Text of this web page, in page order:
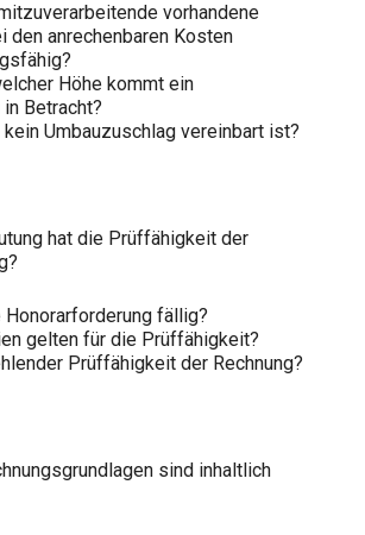
vorhandene
den anrechenbaren Kosten
Höhe kommt ein
Betracht?
Umbauzuschlag vereinbart ist?
hat die Prüffähigkeit der
Honorarforderung fällig?
gelten für die Prüffähigkeit?
Prüffähigkeit der Rechnung?
sind inhaltlich